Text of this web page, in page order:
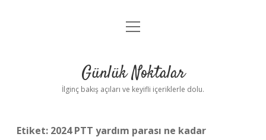
Anasayfa
Yasal Uyarı
menüyü
Günlük Noktalar
İlginç bakış açıları ve keyifli içeriklerle dolu.
Etiket: 2024 PTT yardım parası ne kadar